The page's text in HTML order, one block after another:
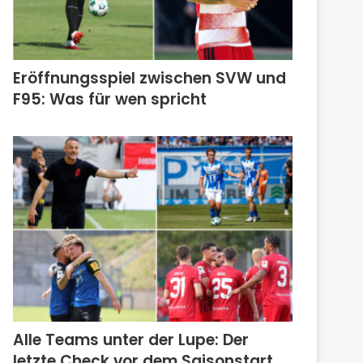
Eröffnungsspiel zwischen SVW und
F95: Was für wen spricht
Alle Teams unter der Lupe: Der